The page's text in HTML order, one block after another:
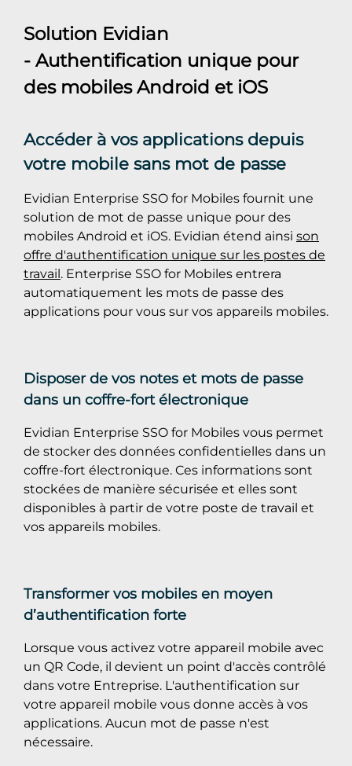
Solution Evidian
- Authentification unique pour
des mobiles Android et iOS
Accéder à vos applications depuis
votre mobile sans mot de passe
Evidian Enterprise SSO for Mobiles fournit une
solution de mot de passe unique pour des
mobiles Android et iOS. Evidian étend ainsi son
offre d'authentification unique sur les postes de
travail. Enterprise SSO for Mobiles entrera
automatiquement les mots de passe des
applications pour vous sur vos appareils mobiles.
Disposer de vos notes et mots de passe
dans un coffre-fort électronique
Evidian Enterprise SSO for Mobiles vous permet
de stocker des données confidentielles dans un
coffre-fort électronique. Ces informations sont
stockées de manière sécurisée et elles sont
disponibles à partir de votre poste de travail et
vos appareils mobiles.
Transformer vos mobiles en moyen
d’authentification forte
Lorsque vous activez votre appareil mobile avec
un QR Code, il devient un point d'accès contrôlé
dans votre Entreprise. L'authentification sur
votre appareil mobile vous donne accès à vos
applications. Aucun mot de passe n'est
nécessaire.